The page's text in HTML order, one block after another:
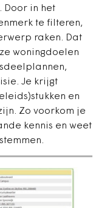
Door in het
te filteren,
raken. Dat
woningdoelen
Je krijgt
en
Zo voorkom je
kennis en weet